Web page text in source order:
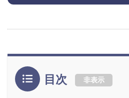
目次 非表示